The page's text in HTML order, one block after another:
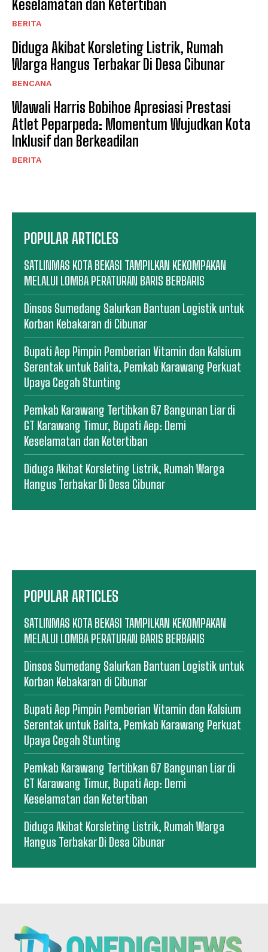
Keselamatan dan Ketertiban
BERITA
Diduga Akibat Korsleting Listrik, Rumah
Warga Hangus Terbakar Di Desa Cibunar
BENCANA
Wawali Harris Bobihoe Apresiasi Prestasi
Atlet Peparpeda: Momentum Wujudkan Kota
Inklusif dan Berkeadilan
BERITA
POPULAR ARTICLES
SATLINMAS KOTA BEKASI TAMPILKAN KEKOMPAKAN
MELALUI LOMBA PERATURAN BARIS BERBARIS
Dinsos Sumedang Salurkan Bantuan Logistik untuk
Korban Kebakaran di Cibunar
Bupati Aep Pimpin Pemberian Vitamin dan Kalsium
Serentak untuk Balita, Pemkab Karawang Perkuat
Upaya Cegah Stunting
Pemkab Karawang Tertibkan 67 Bangunan Liar di
GT Karawang Timur, Bupati Aep: Demi
Keselamatan dan Ketertiban
Diduga Akibat Korsleting Listrik, Rumah Warga
Hangus Terbakar Di Desa Cibunar
POPULAR ARTICLES
SATLINMAS KOTA BEKASI TAMPILKAN KEKOMPAKAN
MELALUI LOMBA PERATURAN BARIS BERBARIS
Dinsos Sumedang Salurkan Bantuan Logistik untuk
Korban Kebakaran di Cibunar
Bupati Aep Pimpin Pemberian Vitamin dan Kalsium
Serentak untuk Balita, Pemkab Karawang Perkuat
Upaya Cegah Stunting
Pemkab Karawang Tertibkan 67 Bangunan Liar di
GT Karawang Timur, Bupati Aep: Demi
Keselamatan dan Ketertiban
Diduga Akibat Korsleting Listrik, Rumah Warga
Hangus Terbakar Di Desa Cibunar